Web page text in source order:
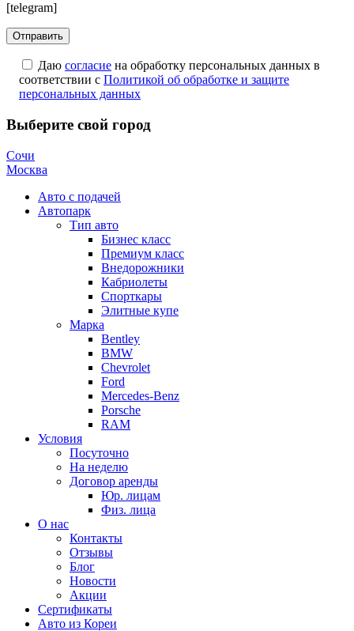
[telegram]
Даю согласие на обработку персональных данных в
соответствии с Политикой об обработке и защите
персональных данных
Выберите свой город
Сочи
Москва
Авто с подачей
Автопарк
Тип авто
Бизнес класс
Премиум класс
Внедорожники
Кабриолеты
Спорткары
Элитные купе
Марка
Bentley
BMW
Chevrolet
Ford
Mercedes-Benz
Porsche
RAM
Условия
Посуточно
На неделю
Договор аренды
Юр. лицам
Физ. лица
О нас
Контакты
Отзывы
Блог
Новости
Акции
Сертификаты
Авто из Кореи